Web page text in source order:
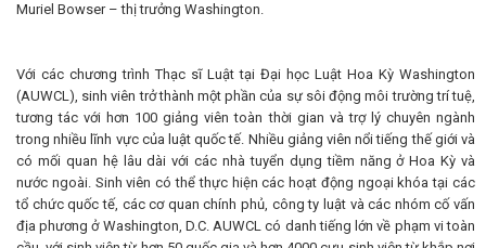
Muriel Bowser – thị trưởng Washington.
Với các chương trình Thạc sĩ Luật tại Đại học Luật Hoa Kỳ Washington
(AUWCL), sinh viên trở thành một phần của sự sôi động môi trường trí tuệ,
tương tác với hơn 100 giảng viên toàn thời gian và trợ lý chuyên ngành
trong nhiều lĩnh vực của luật quốc tế. Nhiều giảng viên nổi tiếng thế giới và
có mối quan hệ lâu dài với các nhà tuyển dụng tiềm năng ở Hoa Kỳ và
nước ngoài. Sinh viên có thể thực hiện các hoạt động ngoại khóa tại các
tổ chức quốc tế, các cơ quan chính phủ, công ty luật và các nhóm cố vấn
địa phương ở Washington, D.C. AUWCL có danh tiếng lớn về phạm vi toàn